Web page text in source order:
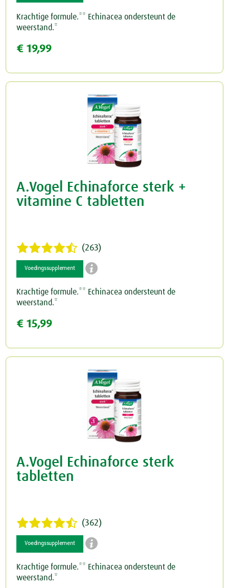
Krachtige formule.** Echinacea ondersteunt de
weerstand.*
€ 19,99
A.Vogel Echinaforce sterk +
vitamine C tabletten
(263)
Voedingssupplement 
Krachtige formule.** Echinacea ondersteunt de
weerstand.*
€ 15,99
A.Vogel Echinaforce sterk
tabletten
(362)
Voedingssupplement 
Krachtige formule.** Echinacea ondersteunt de
weerstand.*